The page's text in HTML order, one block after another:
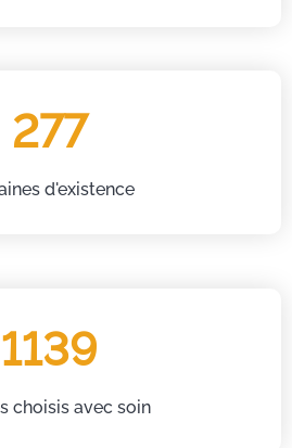
277
d'existence
1139
choisis avec soin